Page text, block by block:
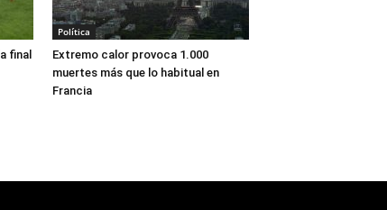
final
Política
Extremo calor provoca 1.000
muertes más que lo habitual en
Francia